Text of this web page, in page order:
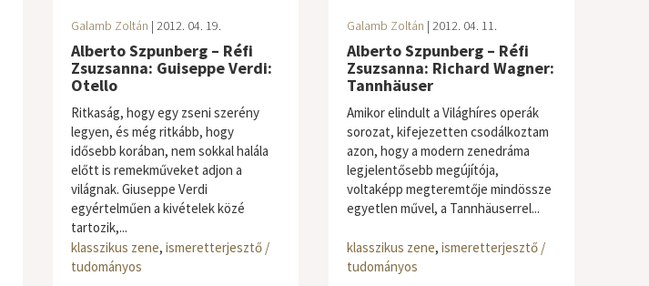
Galamb Zoltán | 2012. 04. 19.
Alberto Szpunberg – Réfi
Zsuzsanna: Guiseppe Verdi:
Otello
Ritkaság, hogy egy zseni szerény
legyen, és még ritkább, hogy
idősebb korában, nem sokkal halála
előtt is remekműveket adjon a
világnak. Giuseppe Verdi
egyértelműen a kivételek közé
tartozik,...
klasszikus zene, ismeretterjesztő /
tudományos
Galamb Zoltán | 2012. 04. 11.
Alberto Szpunberg – Réfi
Zsuzsanna: Richard Wagner:
Tannhäuser
Amikor elindult a Világhíres operák
sorozat, kifejezetten csodálkoztam
azon, hogy a modern zenedráma
legjelentősebb megújítója,
voltaképp megteremtője mindössze
egyetlen művel, a Tannhäuserrel...
klasszikus zene, ismeretterjesztő /
tudományos